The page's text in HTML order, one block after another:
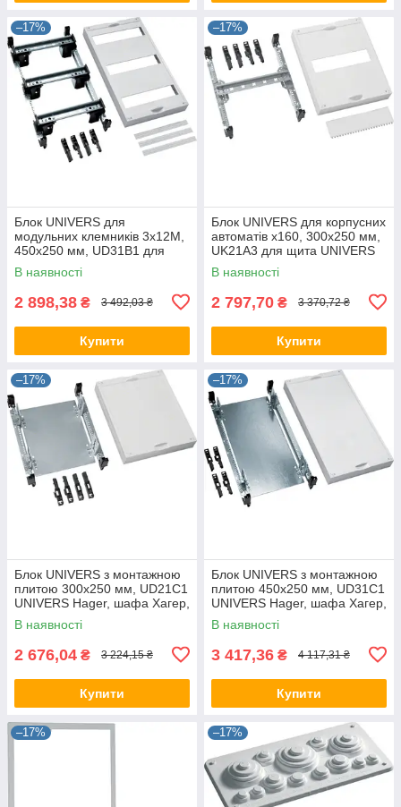
–17%
Блок UNIVERS для
модульних клемників 3х12М,
450x250 мм, UD31B1 для
щита UNIVERS Hager, шафи
Хагер, бокса
В наявності
2 898,38 ₴ 3 492,03 ₴
Купити
–17%
Блок UNIVERS для корпусних
автоматів х160, 300х250 мм,
UK21A3 для щита UNIVERS
Hager, шафи Хагер, бокса
В наявності
2 797,70 ₴ 3 370,72 ₴
Купити
–17%
Блок UNIVERS з монтажною
плитою 300x250 мм, UD21C1
UNIVERS Hager, шафа Хагер,
бокс
В наявності
2 676,04 ₴ 3 224,15 ₴
Купити
–17%
Блок UNIVERS з монтажною
плитою 450x250 мм, UD31C1
UNIVERS Hager, шафа Хагер,
бокс
В наявності
3 417,36 ₴ 4 117,31 ₴
Купити
–17% –17%